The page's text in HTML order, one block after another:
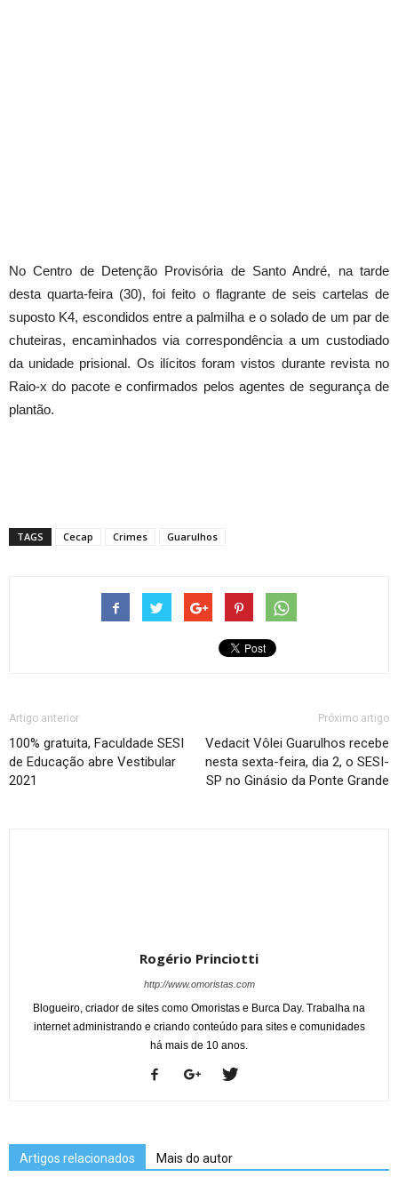
No Centro de Detenção Provisória de Santo André, na tarde
desta quarta-feira (30), foi feito o flagrante de seis cartelas de
suposto K4, escondidos entre a palmilha e o solado de um par de
chuteiras, encaminhados via correspondência a um custodiado
da unidade prisional. Os ilícitos foram vistos durante revista no
Raio-x do pacote e confirmados pelos agentes de segurança de
plantão.
TAGS Cecap Crimes Guarulhos
Artigo anterior
100% gratuita, Faculdade SESI
de Educação abre Vestibular
2021
Próximo artigo
Vedacit Vôlei Guarulhos recebe
nesta sexta-feira, dia 2, o SESI-
SP no Ginásio da Ponte Grande
Rogério Princiotti
http://www.omoristas.com
Blogueiro, criador de sites como Omoristas e Burca Day. Trabalha na
internet administrando e criando conteúdo para sites e comunidades
há mais de 10 anos.
Artigos relacionados Mais do autor